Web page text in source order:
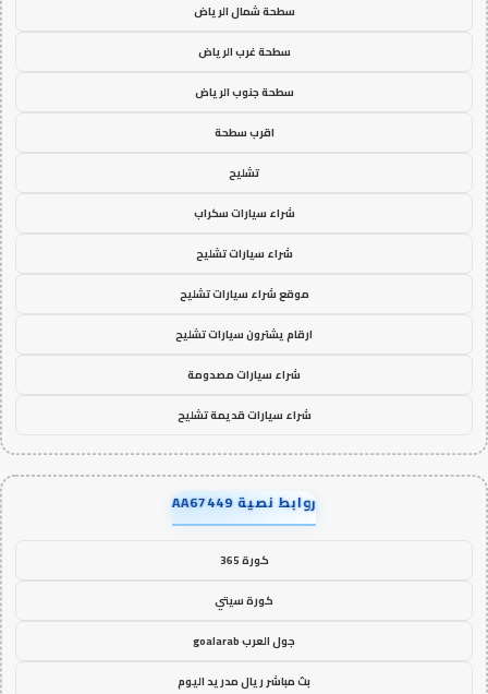
سطحة شمال الرياض
سطحة غرب الرياض
سطحة جنوب الرياض
اقرب سطحة
تشليح
شراء سيارات سكراب
شراء سيارات تشليح
موقع شراء سيارات تشليح
ارقام يشترون سيارات تشليح
شراء سيارات مصدومة
شراء سيارات قديمة تشليح
روابط نصية AA67449
كورة 365
كورة سيتي
جول العرب goalarab
بث مباشر ريال مدريد اليوم